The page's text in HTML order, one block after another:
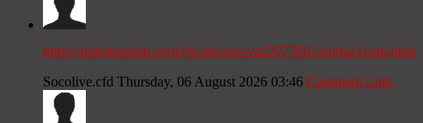
https://tudomuaban.com/chi-tiet-rao-vat/2977661/nohuz1com.html
Socolive.cfd Thursday, 06 August 2026 03:46 Comment Link